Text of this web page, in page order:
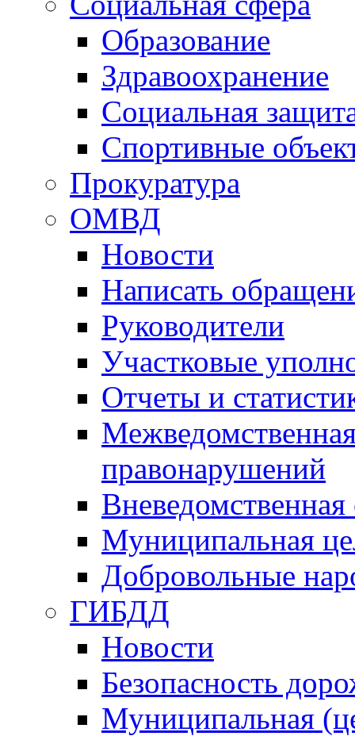
Образование
Здравоохранение
Социальная
Спортивные
Прокуратура
ОМВД
Новости
Написать
Руководители
Участковые
Отчеты и
правонарушений
Вневедомственная
Муниципальная
Добровольные
ГИБДД
Новости
Безопасность
Муниципальная